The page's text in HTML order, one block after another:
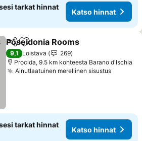
tarkat hinnat
Katso hinnat
Jaa Lisää suosikkeihin
Poseidonia Rooms
9,1 Loistava
269
Procida, 9.5 km kohteesta Barano d'Ischia
Ainutlaatuinen merellinen sisustusKatso
tarkat hinnat
Katso hinnat